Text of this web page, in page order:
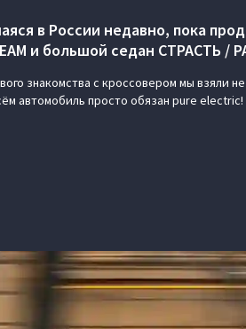
в России недавно, пока
и большой седан СТРАСТЬ /
знакомства с кроссовером мы взяли
автомобиль просто обязан pure electric!